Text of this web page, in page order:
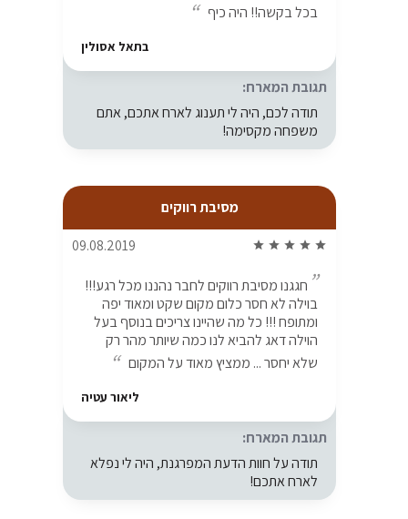
בכל בקשה!! היה כיף
בתאל אסולין
תגובת המארח:
תודה לכם, היה לי תענוג לארח אתכם, אתם
משפחה מקסימה!
מסיבת רווקים
star
star
star
star
star
09.08.2019
חגגנו מסיבת רווקים לחבר נהננו מכל רגע!!!
בוילה לא חסר כלום מקום שקט ומאוד יפה
ומתופח !!! כל מה שהיינו צריכים בנוסף בעל
הוילה דאג להביא לנו כמה שיותר מהר רק
שלא יחסר ... ממציץ מאוד על המקום
ליאור עטיה
תגובת המארח:
תודה על חוות הדעת המפרגנת, היה לי נפלא
לארח אתכם!